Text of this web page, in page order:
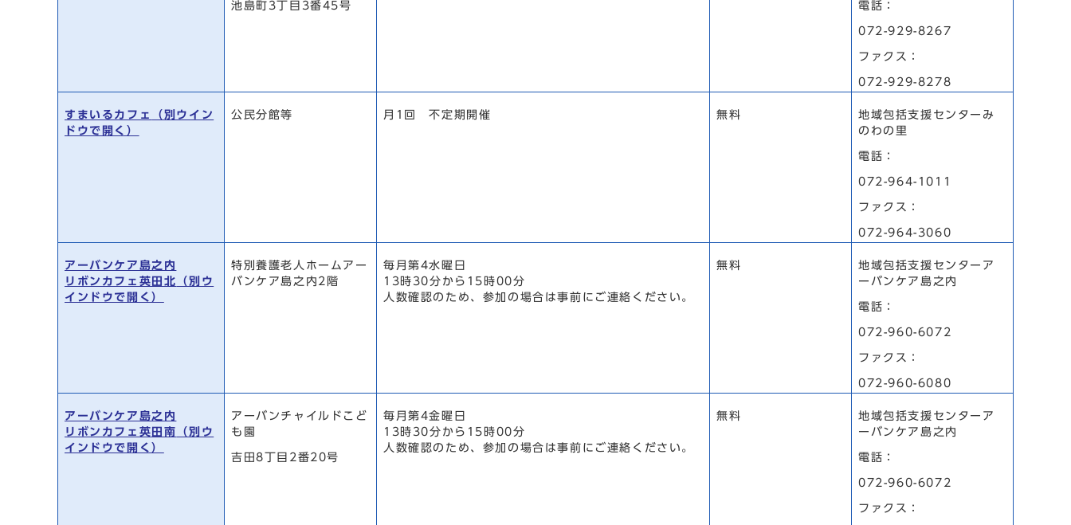
池島町3丁目3番45号 電話：
072-929-8267
ファクス：
072-929-8278
すまいるカフェ
（別ウイン
ドウで開く）
公民分館等 月1回 不定期開催 無料
地域包括支援センターみ
のわの里
電話：
072-964-1011
ファクス：
072-964-3060
アーバンケア島之内
リボンカフェ英田北
（別ウ
インドウで開く）
特別養護老人ホームアー
バンケア島之内2階
毎月第4水曜日
13時30分から15時00分
人数確認のため、参加の場合は事前にご連絡ください。
無料
地域包括支援センターア
ーバンケア島之内
電話：
072-960-6072
ファクス：
072-960-6080
アーバンケア島之内
リボンカフェ英田南
（別ウ
インドウで開く）
アーバンチャイルドこど
も園
吉田8丁目2番20号
毎月第4金曜日
13時30分から15時00分
人数確認のため、参加の場合は事前にご連絡ください。
無料
地域包括支援センターア
ーバンケア島之内
電話：
072-960-6072
ファクス：